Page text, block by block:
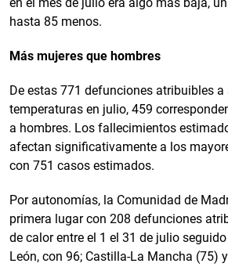
hasta 85 menos.
Más mujeres que hombres
De estas 771 defunciones atribuibles a
temperaturas en julio, 459
a hombres. Los fallecimientos
afectan significativamente a los
con 751 casos estimados.
Por autonomías, la Comunidad de
primera lugar con 208 defunciones
de calor entre el 1 el 31 de julio
León, con 96; Castilla-La Mancha (75)